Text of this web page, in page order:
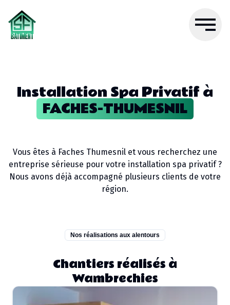
Installation Spa Privatifà
FACHES-THUMESNIL
Vous êtes à Faches Thumesnil et vous recherchez une
entreprise sérieuse pour votre installation spa privatif?
Nous avons déjà accompagné plusieurs clients de votre
région.
Nos réalisations aux alentours
Chantiers réalisés à
Wambrechies